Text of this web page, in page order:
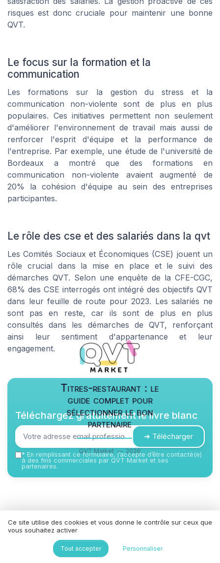
risques est donc cruciale pour maintenir une bonne
QVT.
Le focus sur la formation et la
communication
Les formations sur la gestion du stress et la
communication non-violente sont de plus en plus
populaires. Ces initiatives permettent non seulement
d'améliorer l'environnement de travail mais aussi de
renforcer l'esprit d'équipe et la performance de
l'entreprise. Par exemple, une étude de l'université de
Bordeaux a montré que des formations en
communication non-violente avaient augmenté de
20% la cohésion d'équipe au sein des entreprises
participantes.
Le rôle des cse et des salariés dans la qvt
Les Comités Sociaux et Économiques (CSE) jouent un
rôle crucial dans la mise en place et le suivi des
démarches QVT. Selon une enquête de la CFE-CGC,
68% des CSE interrogés ont intégré des objectifs QVT
dans leur feuille de route pour 2023. Les salariés ne
sont pas en reste, car ils sont de plus en plus
consultés dans les démarches de QVT, renforçant
ainsi leur sentiment d'appartenance et leur
engagement.
Titres-restaurant : le
guide complet pour
sélectionner le bon
partenaire
QVT Market — 2026
Téléchargez gratuitement le livre blanc
➔ Télécharger
* En remplissant ce formulaire, j’accepte d’être contacté(e)
à des fins commerciales par QVT Market et ses
partenaires.
Résumer ChatGPT Claude Mistral
Recevez les dernières actualités de
Ce site utilise des cookies et vous donne le contrôle sur ceux que
vous souhaitez activer
Tout accepter Personnaliser